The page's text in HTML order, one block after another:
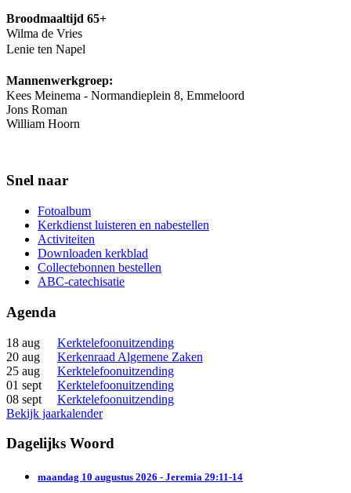
Broodmaaltijd 65+
Wilma de Vries
Lenie ten Napel
Mannenwerkgroep:
Kees Meinema - Normandieplein 8, Emmeloord
Jons Roman
William Hoorn
Snel naar
Fotoalbum
Kerkdienst luisteren en nabestellen
Activiteiten
Downloaden kerkblad
Collectebonnen bestellen
ABC-catechisatie
Agenda
18 aug
Kerktelefoonuitzending
20 aug
Kerkenraad Algemene Zaken
25 aug
Kerktelefoonuitzending
01 sept
Kerktelefoonuitzending
08 sept
Kerktelefoonuitzending
Bekijk jaarkalender
Dagelijks Woord
maandag 10 augustus 2026 - Jeremia 29:11-14